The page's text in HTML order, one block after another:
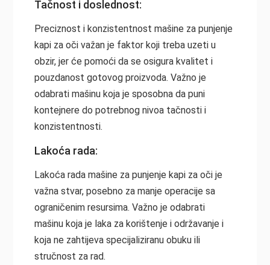
Tačnost i doslednost:
Preciznost i konzistentnost mašine za punjenje
kapi za oči važan je faktor koji treba uzeti u
obzir, jer će pomoći da se osigura kvalitet i
pouzdanost gotovog proizvoda. Važno je
odabrati mašinu koja je sposobna da puni
kontejnere do potrebnog nivoa tačnosti i
konzistentnosti.
Lakoća rada:
Lakoća rada mašine za punjenje kapi za oči je
važna stvar, posebno za manje operacije sa
ograničenim resursima. Važno je odabrati
mašinu koja je laka za korištenje i održavanje i
koja ne zahtijeva specijaliziranu obuku ili
stručnost za rad.